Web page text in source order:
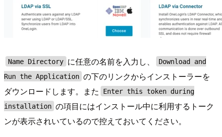
Name Directory に任意の名前を入力し、
Download and
Run the Application の下のリンクからインストーラーを
ダウンロードします。また
Enter this token during
installation の項目にはインストール中に利用するトーク
ンが表示されいているので控えておいてください。